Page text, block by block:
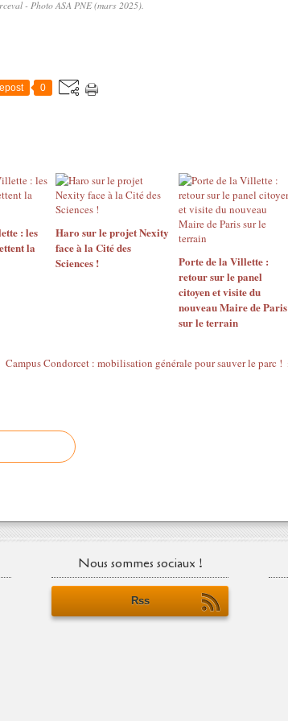
- Photo ASA PNE (mars 2025).
0
: les
la
Haro sur le projet Nexity
face à la Cité des
Sciences !
Porte de la Villette :
retour sur le panel
citoyen et visite du
nouveau Maire de Paris
sur le terrain
Campus Condorcet : mobilisation générale pour sauver le parc !
Nous sommes sociaux !
Rss